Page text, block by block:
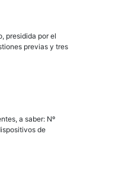
presidida por el
previas y tres
a saber: Nº
de